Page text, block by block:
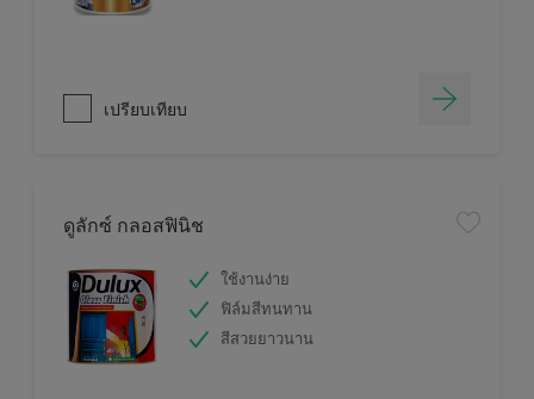
เปรียบเทียบ
ดูลักซ์ กลอสฟินิช
ใช้งานง่าย
ฟิล์มสีทนทาน
สีสวยยาวนาน